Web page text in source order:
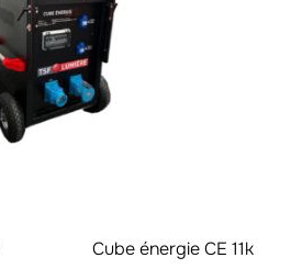
Cube énergie CE 11k